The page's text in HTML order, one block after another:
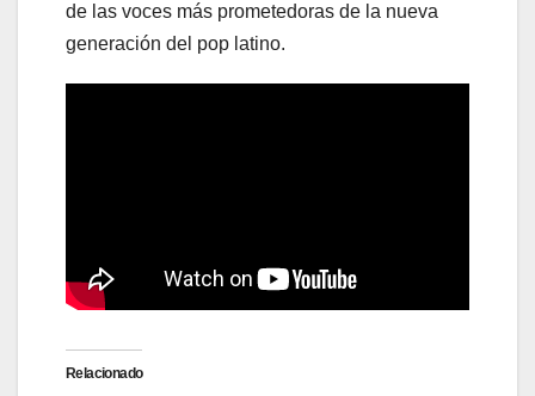
de las voces más prometedoras de la nueva
generación del pop latino.
Relacionado